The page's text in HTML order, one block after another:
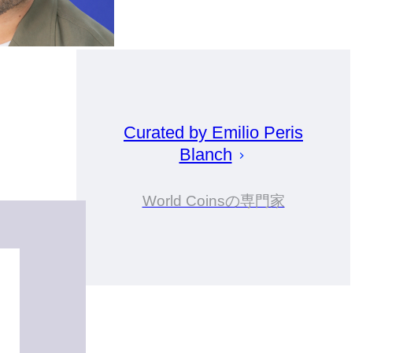
Curated by Emilio Peris
Blanch
World Coinsの専門家